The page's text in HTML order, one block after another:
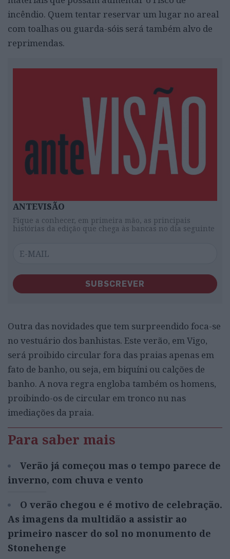
incêndio. Quem tentar reservar um lugar no areal
com toalhas ou guarda-sóis será também alvo de
reprimendas.
ANTEVISÃO
Fique a conhecer, em primeira mão, as principais
histórias da edição que chega às bancas no dia seguinte
SUBSCREVER
Outra das novidades que tem surpreendido foca-se
no vestuário dos banhistas. Este verão, em Vigo,
será proibido circular fora das praias apenas em
fato de banho, ou seja, em biquíni ou calções de
banho. A nova regra engloba também os homens,
proibindo-os de circular em tronco nu nas
imediações da praia.
Para saber mais
Verão já começou mas o tempo parece de
inverno, com chuva e vento
O verão chegou e é motivo de celebração.
As imagens da multidão a assistir ao
primeiro nascer do sol no monumento de
Stonehenge